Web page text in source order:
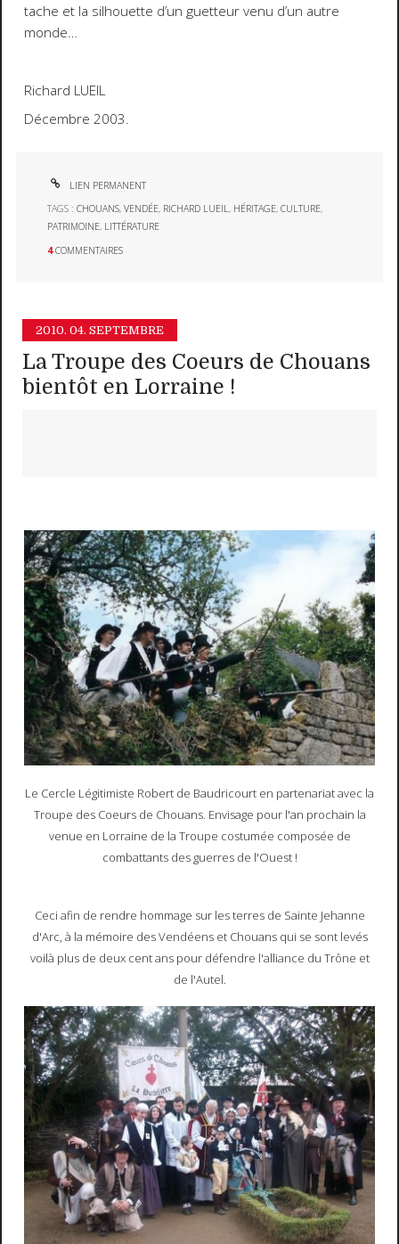
tache et la silhouette d’un guetteur venu d’un autre
monde…
Richard LUEIL
Décembre 2003.
LIEN PERMANENT
TAGS :CHOUANS,VENDÉE, RICHARD LUEIL, HÉRITAGE,CULTURE,
PATRIMOINE, LITTÉRATURE
4 COMMENTAIRES
2010. 04. SEPTEMBRE
La Troupe des Coeurs de Chouans
bientôt en Lorraine !
Le Cercle Légitimiste Robert de Baudricourt en partenariat avec la
Troupe des Coeurs de Chouans. Envisage pour l'an prochain la
venue en Lorraine de la Troupe costumée composée de
combattants des guerres de l'Ouest !
Ceci afin de rendre hommage sur les terres de Sainte Jehanne
d'Arc, à la mémoire des Vendéens et Chouans qui se sont levés
voilà plus de deux cent ans pour défendre l'alliance du Trône et
de l'Autel.